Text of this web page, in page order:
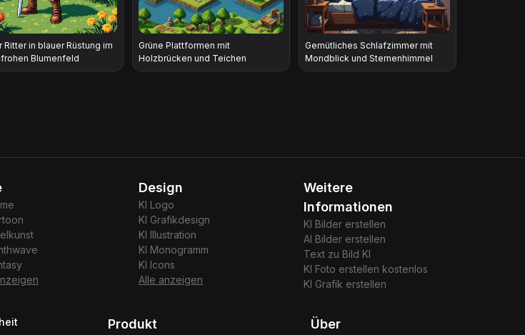
Ritter in blauer Rüstung im
Blumenfeld
Grüne Plattformen mit
Holzbrücken und Teichen
Gemütliches Schlafzimmer mit
Mondblick und Sternenhimmel
Design
KI Logo
KI Grafikdesign
KI Illustration
KI Monogramm
KI Icons
Alle anzeigen
Weitere
Informationen
KI Bilder erstellen
AI Bilder erstellen
Text zu Bild KI
KI Foto erstellen kostenlos
KI Grafik erstellen
Produkt Über